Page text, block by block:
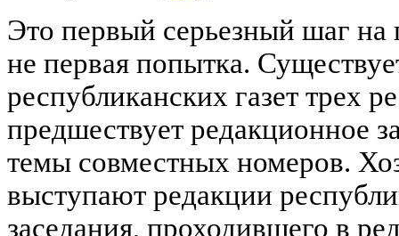
Это первый серьезный шаг
не первая попытка.
республиканских газет трех
предшествует редакционное
темы совместных номеров.
выступают редакции
заседания, проходившего в